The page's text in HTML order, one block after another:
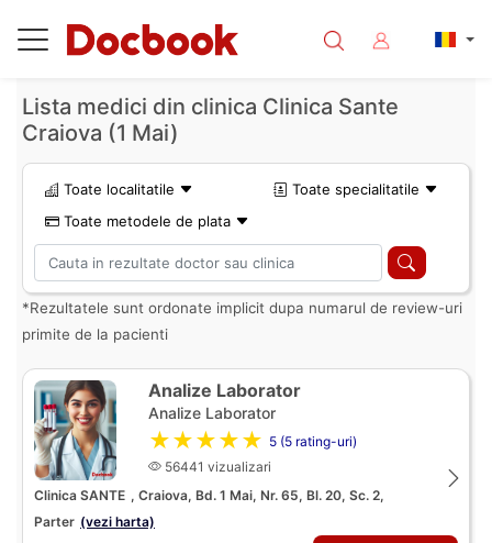
Lista medici din clinica Clinica Sante
Craiova (1 Mai)
Toate localitatile
Toate specialitatile
Toate metodele de plata
*Rezultatele sunt ordonate implicit dupa numarul de review-uri
primite de la pacienti
Analize Laborator
Analize Laborator
★★★★★ 5 (5 rating-uri)
56441 vizualizari
Clinica SANTE , Craiova, Bd. 1 Mai, Nr. 65, Bl. 20, Sc. 2,
Parter (vezi harta)